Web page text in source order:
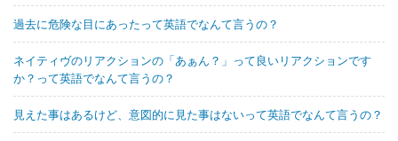
過去に危険な目にあったって英語でなんて言うの？
ネイティヴのリアクションの「あぁん？」って良いリアクションです
か？って英語でなんて言うの？
見えた事はあるけど、意図的に見た事はないって英語でなんて言うの？